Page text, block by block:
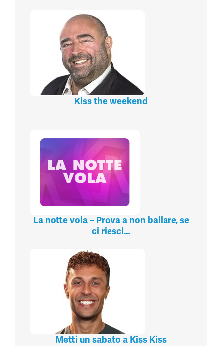
Kiss the weekend
La notte vola – Prova a non ballare, se
ci riesci…
Metti un sabato a Kiss Kiss